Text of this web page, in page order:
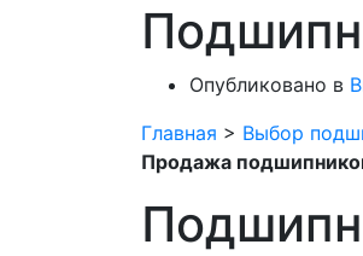
Опубликовано в
Главная > Выбор
Продажа